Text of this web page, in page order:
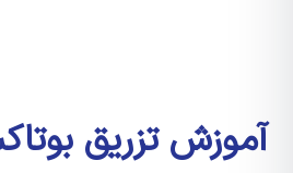
آموزش تزریق